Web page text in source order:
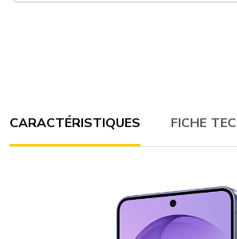
CARACTÉRISTIQUES FICHE